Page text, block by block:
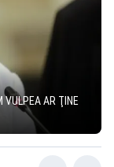
VULPEA AR ŢINE